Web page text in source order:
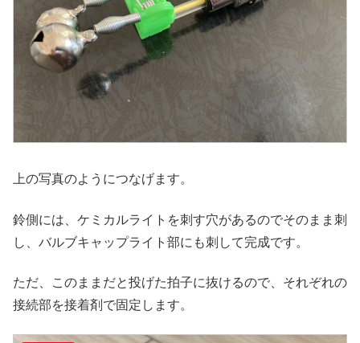
上の写真のようにつなげます。
鈴側には、ケミカルライトを刺す穴があるのでそのまま刺
し、バルブキャップライト部にも刺して完成です。
ただ、このままだと投げた拍子に抜けるので、それぞれの
接続部を接着剤で固定します。